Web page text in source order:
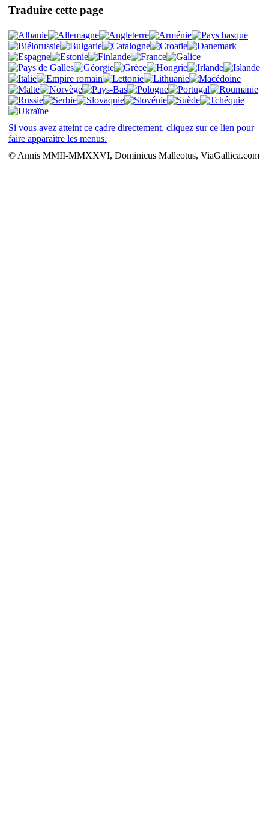
Traduire cette page
Si vous avez atteint ce cadre directement, cliquez sur ce lien pour
faire apparaître les menus.
© Annis MMII-MMXXVI, Dominicus Malleotus, ViaGallica.com